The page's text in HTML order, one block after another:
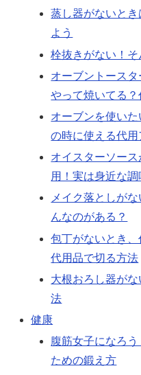
蒸し器がないと
よう
栓抜きがない！
オーブントース
やって焼いてる？
オーブンを使い
の時に使える代用
オイスターソー
用！実は身近な調
メイク落としが
んなのがある？
包丁がないとき
代用品で切る方法
大根おろし器が
法
健康
腹筋女子になろ
ための鍛え方